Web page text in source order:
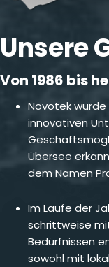
Unsere
Von 1986 bis
Novotek
innovativen
Übersee
dem Namen
Im Laufe der
schrittweise
Bedürfnissen
sowohl mit